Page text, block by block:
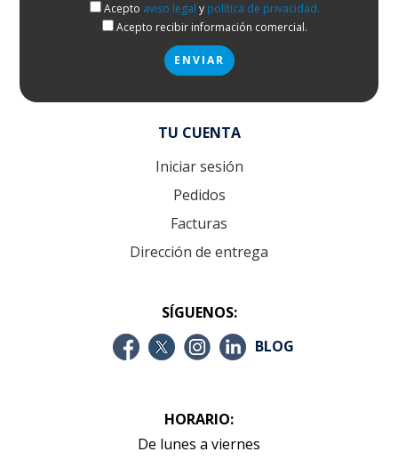
Acepto aviso legal y política de privacidad.
Acepto recibir información comercial.
TU CUENTA
Iniciar sesión
Pedidos
Facturas
Dirección de entrega
SÍGUENOS:
BLOG
HORARIO:
De lunes a viernes